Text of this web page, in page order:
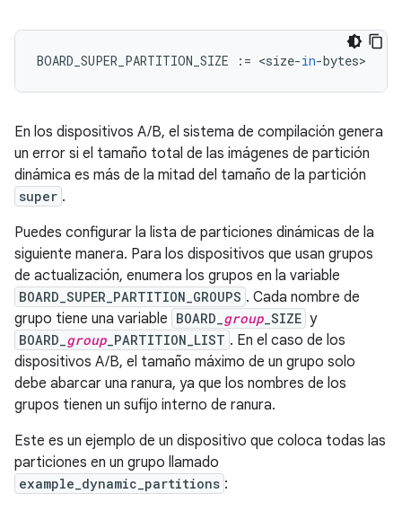
BOARD_SUPER_PARTITION_SIZE := <size-in-bytes>
En los dispositivos A/B, el sistema de compilación genera
un error si el tamaño total de las imágenes de partición
dinámica es más de la mitad del tamaño de la partición
super .
Puedes configurar la lista de particiones dinámicas de la
siguiente manera. Para los dispositivos que usan grupos
de actualización, enumera los grupos en la variable
BOARD_SUPER_PARTITION_GROUPS . Cada nombre de
grupo tiene una variable BOARD_ group _SIZE y
BOARD_ group _PARTITION_LIST . En el caso de los
dispositivos A/B, el tamaño máximo de un grupo solo
debe abarcar una ranura, ya que los nombres de los
grupos tienen un sufijo interno de ranura.
Este es un ejemplo de un dispositivo que coloca todas las
particiones en un grupo llamado
example_dynamic_partitions :